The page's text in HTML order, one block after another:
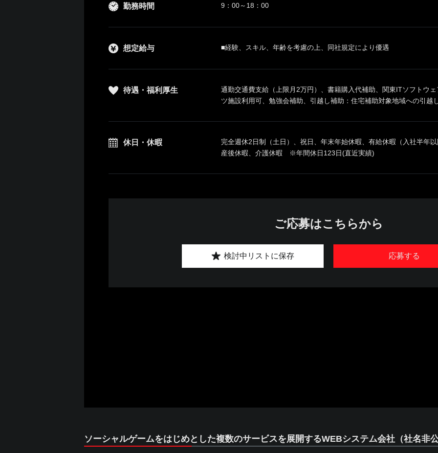
勤務時間 9：00～18：00
想定給与 ■経験、スキル、年齢を考慮の上、同社規定により優遇
待遇・福利厚生
通勤交通費支給（上限月2万円）、書籍購入代補助、関東ITソフトウ
ツ施設利用可、勉強会補助、引越し補助：住宅補助対象地域への引越
休日・休暇
完全週休2日制（土日）、祝日、年末年始休暇、有給休暇（入社半年
産後休暇、介護休暇 ※年間休日123日(直近実績)
ご応募はこちらから
応募する
検討中リストに保存
ソーシャルゲームをはじめとした複数のサービスを展開するWEBシステム会社（社名非